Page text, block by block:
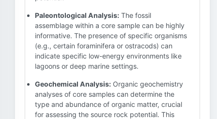
Paleontological Analysis: The fossil
assemblage within a core sample can be highly
informative. The presence of specific organisms
(e.g., certain foraminifera or ostracods) can
indicate specific low-energy environments like
lagoons or deep marine settings.
Geochemical Analysis: Organic geochemistry
analyses of core samples can determine the
type and abundance of organic matter, crucial
for assessing the source rock potential. This